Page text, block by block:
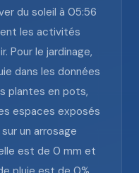
du soleil à 05:56
les activités
Pour le jardinage,
dans les données
plantes en pots,
espaces exposés
un arrosage
est de 0 mm et